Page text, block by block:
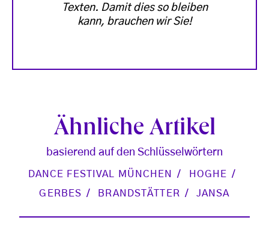
Texten. Damit dies so bleiben
kann, brauchen wir Sie!
Ähnliche Artikel
basierend auf den Schlüsselwörtern
DANCE FESTIVAL MÜNCHEN
HOGHE
GERBES
BRANDSTÄTTER JANSA